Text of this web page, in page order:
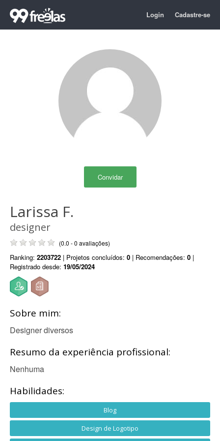
Login Cadastre-se
Convidar
Larissa F.
designer
(0.0 - 0 avaliações)
Ranking: 2203722 | Projetos concluídos: 0 | Recomendações: 0 |
Registrado desde: 19/05/2024
Sobre mim:
Designer diversos
Resumo da experiência profissional:
Nenhuma
Habilidades:
Blog
Design de Logotipo